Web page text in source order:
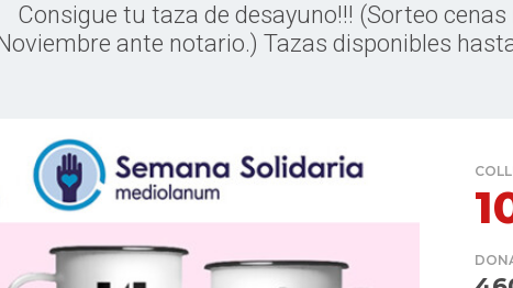
Consigue tu taza de desayuno!!! (Sorteo cenas
ante notario.) Tazas disponibles